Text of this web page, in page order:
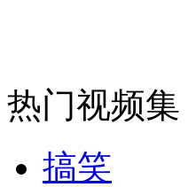
安徽一实载49人客车翻
热门视频集
搞笑